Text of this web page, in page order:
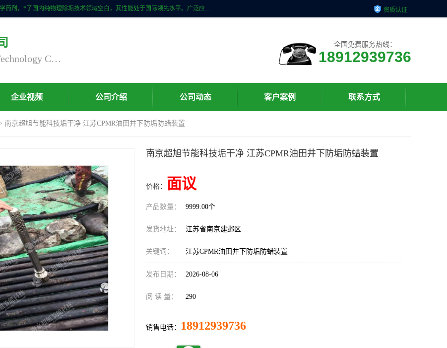
自主研发生产的CPMR全智能防垢除垢节碳装置，无磁无电，不添加化学药剂，*了国内纯物理除垢技术领域空白，其性能处于国际领先水平。广泛应用于石油炼化、钢铁冶炼、电力、煤矿、化工、供暖、压铸、汽车制造、涉水家电等行业。 资质认证
Nanjing Chaoxu Energy Saving Technology Co., Ltd
全国免费服务热线：
18912939736
企业视频 公司介绍 公司动态 客户案例 联系方式
南京超旭节能科技垢干净 江苏CPMR油田井下防垢防蜡装置
南京超旭节能科技垢干净 江苏CPMR油田井下防垢防蜡装置
价格： 面议
产品数量： 9999.00个
发货地址： 江苏省南京建邺区
关键词： 江苏CPMR油田井下防垢防蜡装置
发布日期： 2026-08-06
阅 读 量： 290
销售电话： 18912939736